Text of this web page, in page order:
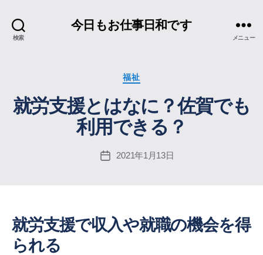
検索
今日もお仕事日和です
メニュー
カ
ゴ
リ
ー
福祉
就労支援とはなに？佐賀でも
利用できる？
投
2021年1月13日
就労支援で収入や就職の機会を得
られる